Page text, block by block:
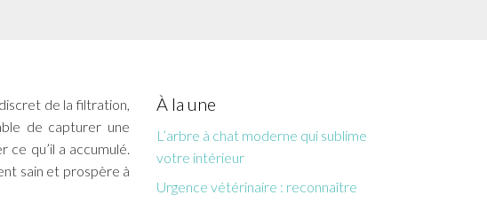
de la filtration,
de capturer une
qu’il a accumulé.
sain et prospère à
À la une
L’arbre à chat moderne qui sublime
votre intérieur
Urgence vétérinaire : reconnaître